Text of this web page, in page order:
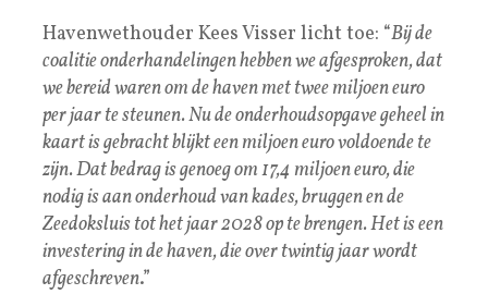
Havenwethouder Kees Visser licht toe: “Bij de
coalitie onderhandelingen hebben we afgesproken, dat
we bereid waren om de haven met twee miljoen euro
per jaar te steunen. Nu de onderhoudsopgave geheel in
kaart is gebracht blijkt een miljoen euro voldoende te
zijn. Dat bedrag is genoeg om 17,4 miljoen euro, die
nodig is aan onderhoud van kades, bruggen en de
Zeedoksluis tot het jaar 2028 op te brengen. Het is een
investering in de haven, die over twintig jaar wordt
afgeschreven.”